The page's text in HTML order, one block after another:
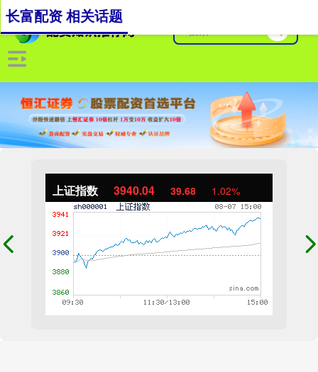
上证指数 3940.04 39.68 1.02%
长富配资 相关话题